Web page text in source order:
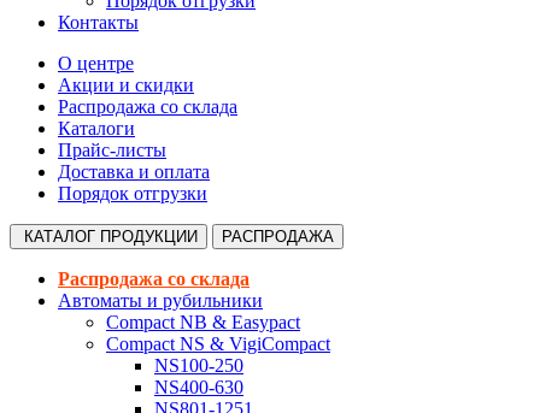
Контакты
О центре
Акции и скидки
Распродажа со склада
Каталоги
Прайс-листы
Доставка и оплата
Порядок отгрузки
КАТАЛОГ ПРОДУКЦИИ РАСПРОДАЖА
Распродажа со склада
Автоматы и рубильники
Compact NB & Easypact
Compact NS & VigiCompact
NS100-250
NS400-630
NS801-1251